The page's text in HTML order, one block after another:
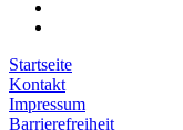
Startseite
Kontakt
Impressum
Barrierefreiheit